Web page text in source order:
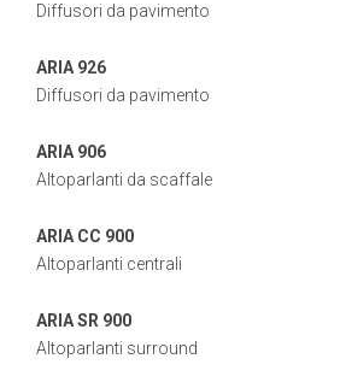
Diffusori da pavimento
ARIA 926
Diffusori da pavimento
ARIA 906
Altoparlanti da scaffale
ARIA CC 900
Altoparlanti centrali
ARIA SR 900
Altoparlanti surround